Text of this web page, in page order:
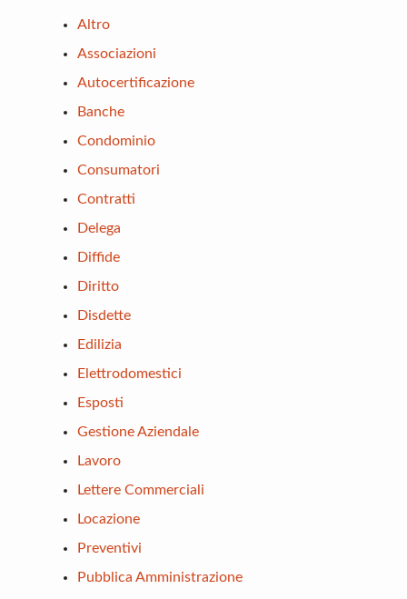
Altro
Associazioni
Autocertificazione
Banche
Condominio
Consumatori
Contratti
Delega
Diffide
Diritto
Disdette
Edilizia
Elettrodomestici
Esposti
Gestione Aziendale
Lavoro
Lettere Commerciali
Locazione
Preventivi
Pubblica Amministrazione